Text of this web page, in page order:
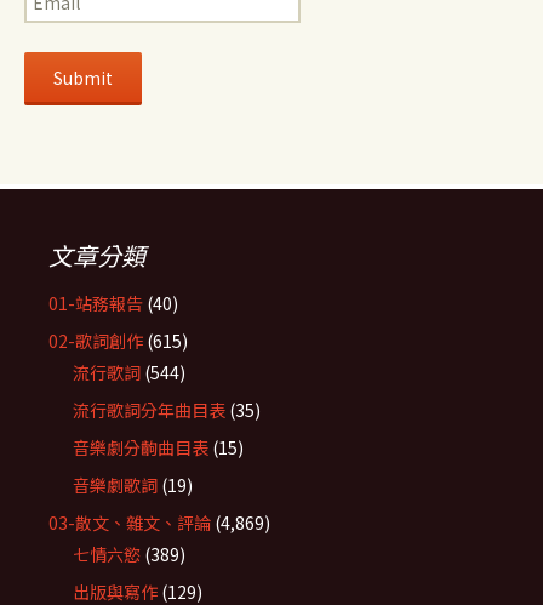
文章分類
01-站務報告 (40)
02-歌詞創作 (615)
流行歌詞 (544)
流行歌詞分年曲目表 (35)
音樂劇分齣曲目表 (15)
音樂劇歌詞 (19)
03-散文、雜文、評論 (4,869)
七情六慾 (389)
出版與寫作 (129)